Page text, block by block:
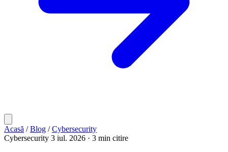
Acasă / Blog / Cybersecurity
Cybersecurity 3 iul. 2026 · 3 min citire